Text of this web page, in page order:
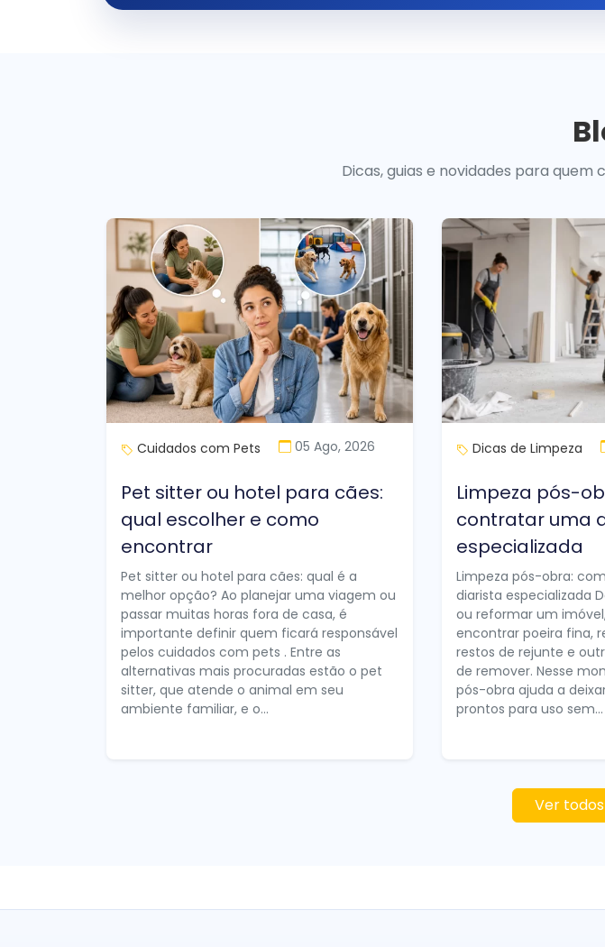
Dicas, guias e novidades para
Cuidados com Pets 05 Ago, 2026
Pet sitter ou hotel para cães:
qual escolher e como
encontrar
Pet sitter ou hotel para cães: qual é a
melhor opção? Ao planejar uma viagem ou
passar muitas horas fora de casa, é
importante definir quem ficará responsável
pelos cuidados com pets . Entre as
alternativas mais procuradas estão o pet
sitter, que atende o animal em seu
ambiente familiar, e o...
Dicas de Limpeza
Limpeza pós-
contratar uma
especializada
Limpeza pós-obra:
diarista especializada
ou reformar um
encontrar poeira fina,
restos de rejunte e
de remover. Nesse
pós-obra ajuda a
prontos para uso sem...
Ver